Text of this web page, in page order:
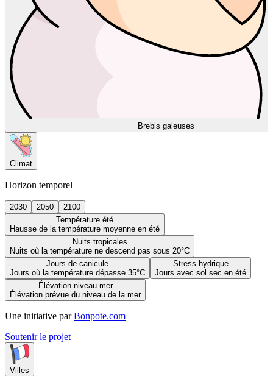
Brebis galeuses
Climat
Horizon temporel
2030 2050
2100
Température été
Hausse de la température moyenne en été
Nuits tropicales
Nuits où la température ne descend pas sous 20°C
Jours de canicule
Jours où la température dépasse 35°C
Stress hydrique
Jours avec sol sec en été
Élévation niveau mer
Élévation prévue du niveau de la mer
Une initiative par Bonpote.com
Soutenir le projet
Villes